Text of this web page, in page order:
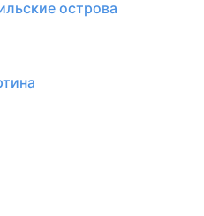
острова